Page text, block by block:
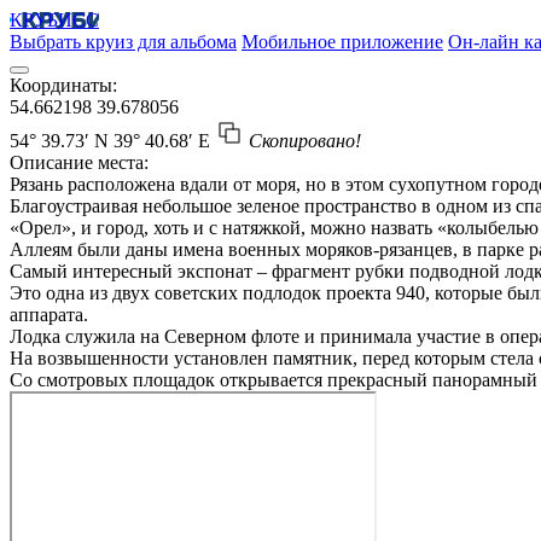
КРУБИСС
Выбрать круиз для альбома Мобильное приложение Он-лайн
Координаты:
54.662198 39.678056
54° 39.73′ N 39° 40.68′ E
Скопировано!
Описание места:
Рязань расположена вдали от моря, но в этом сухопутном
Благоустраивая небольшое зеленое пространство в одном из
«Орел», и город, хоть и с натяжкой, можно назвать «колыбелью
Аллеям были даны имена военных моряков-рязанцев, в парке
Самый интересный экспонат – фрагмент рубки подводной
Это одна из двух советских подлодок проекта 940, которые
аппарата.
Лодка служила на Северном флоте и принимала участие в
На возвышенности установлен памятник, перед которым
Со смотровых площадок открывается прекрасный